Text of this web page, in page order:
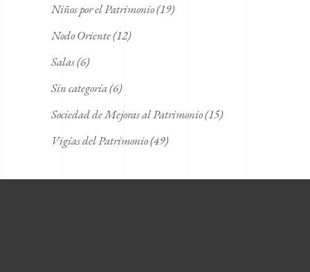
Niños por el Patrimonio(19)
Nodo Oriente(12)
Salas(6)
Sin categoría(6)
Sociedad de Mejoras al Patrimonio(15)
Vigías del Patrimonio(49)